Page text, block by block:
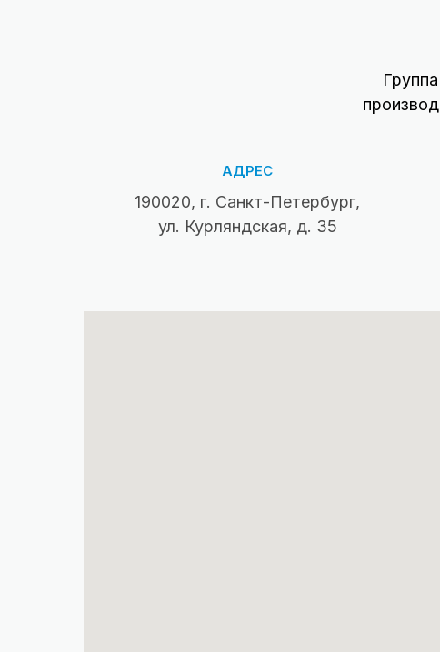
АДРЕС
190020, г. Санкт-Петербург,
ул. Курляндская, д. 35